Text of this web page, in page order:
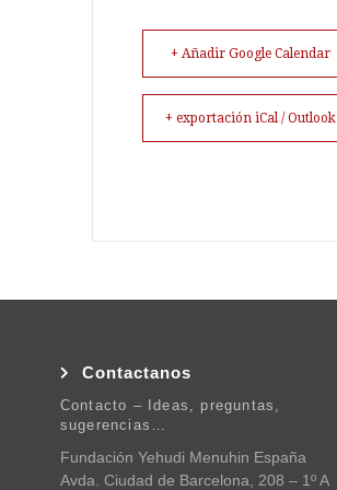
+ Añadir Google Calendar
+ exportación iCal / Outlook
Contactanos
Contacto – Ideas, preguntas,
sugerencias…
Fundación Yehudi Menuhin España
Avda. Ciudad de Barcelona, 208 – 1º A